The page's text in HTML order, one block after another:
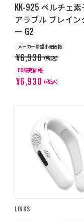
KK-925 ペルチェ素
アラブル ブレイン
ー G2
メーカー希望小売価格
¥6,930（税込）
EC販売価格
¥6,930（税込）
LINKS